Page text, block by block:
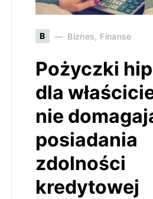
B Biznes, Finanse
Pożyczki
dla
nie
posiadania
zdolności
kredytowej